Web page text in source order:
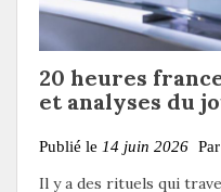
20 heures
et analyses du
Publié le 14 juin 2026 Par
Il y a des rituels qui